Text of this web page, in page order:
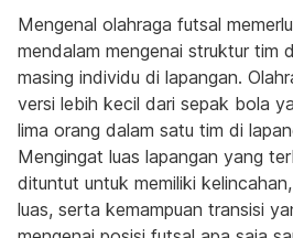
Mengenal olahraga futsal
mendalam mengenai struktur tim
masing individu di lapangan.
versi lebih kecil dari sepak bola
lima orang dalam satu tim di
Mengingat luas lapangan yang
dituntut untuk memiliki
luas, serta kemampuan transisi